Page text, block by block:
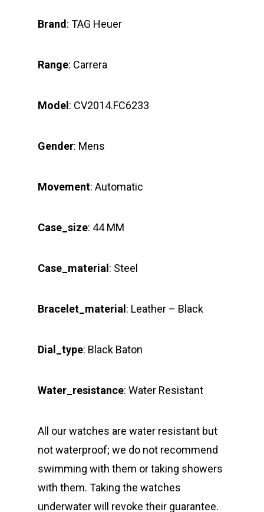
Brand: TAG Heuer
Range: Carrera
Model: CV2014.FC6233
Gender: Mens
Movement: Automatic
Case_size: 44 MM
Case_material: Steel
Bracelet_material: Leather – Black
Dial_type: Black Baton
Water_resistance: Water Resistant
All our watches are water resistant but
not waterproof; we do not recommend
swimming with them or taking showers
with them. Taking the watches
underwater will revoke their guarantee.